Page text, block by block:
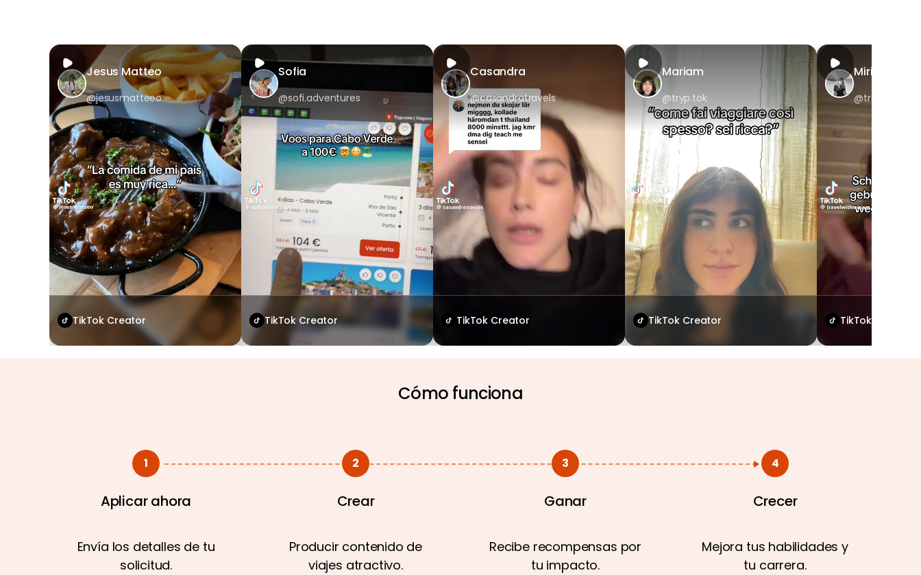
Jesus Matteo
@jesusmatteeo
TikTok Creator
Sofia
@sofi.adventures
TikTok Creator
Casandra
@casandratravels
TikTok Creator
Mariam
@tryp.tok
TikTok Creator
Miriam
TikTok Creator
Cómo funciona
1
Aplicar ahora
Envía los detalles de tu
solicitud.
2
Crear
Producir contenido de
viajes atractivo.
3
Ganar
Recibe recompensas por
tu impacto.
4
Crecer
Mejora tus habilidades y
tu carrera.